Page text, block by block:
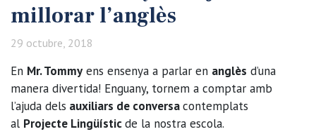
millorar l’anglès
29 octubre, 2018
En Mr. Tommy ens ensenya a parlar en anglès d’una
manera divertida! Enguany, tornem a comptar amb
l’ajuda dels auxiliars de conversacontemplats
al Projecte Lingüísticde la nostra escola.